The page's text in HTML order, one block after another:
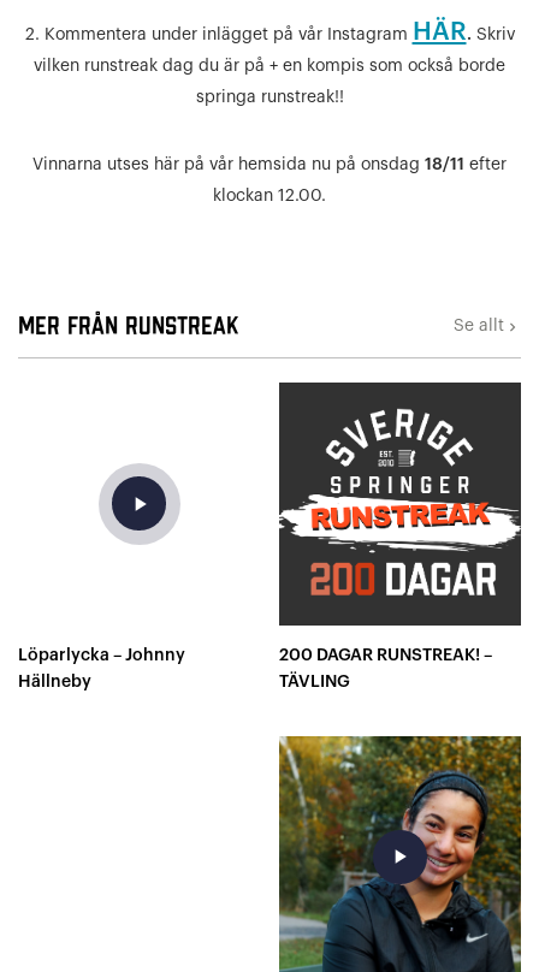
2. Kommentera under inlägget på vår Instagram HÄR. Skriv
vilken runstreak dag du är på + en kompis som också borde
springa runstreak!!
Vinnarna utses här på vår hemsida nu på onsdag 18/11 efter
klockan 12.00.
Mer från Runstreak Se allt keyboard_arrow_right
play_arrow
Löparlycka – Johnny
Hällneby
200 DAGAR RUNSTREAK! –
TÄVLING
play_arrow